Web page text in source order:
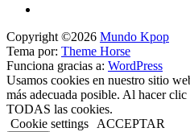
Copyright ©2026 Mundo Kpop
Tema por: Theme Horse
Funciona gracias a: WordPress
Usamos cookies en nuestro sitio
más adecuada posible. Al hacer
TODAS las cookies.
Cookie settings
ACCEPTAR